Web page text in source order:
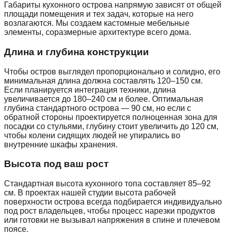
Габариты кухонного острова напрямую зависят от общей
площади помещения и тех задач, которые на него
возлагаются. Мы создаем кастомные мебельные
элементы, соразмерные архитектуре всего дома.
Длина и глубина конструкции
Чтобы остров выглядел пропорционально и солидно, его
минимальная длина должна составлять 120–150 см.
Если планируется интеграция техники, длина
увеличивается до 180–240 см и более. Оптимальная
глубина стандартного острова — 90 см, но если с
обратной стороны проектируется полноценная зона для
посадки со стульями, глубину стоит увеличить до 120 см,
чтобы колени сидящих людей не упирались во
внутренние шкафы хранения.
Высота под ваш рост
Стандартная высота кухонного топа составляет 85–92
см. В проектах нашей студии высота рабочей
поверхности острова всегда подбирается индивидуально
под рост владельцев, чтобы процесс нарезки продуктов
или готовки не вызывал напряжения в спине и плечевом
поясе.